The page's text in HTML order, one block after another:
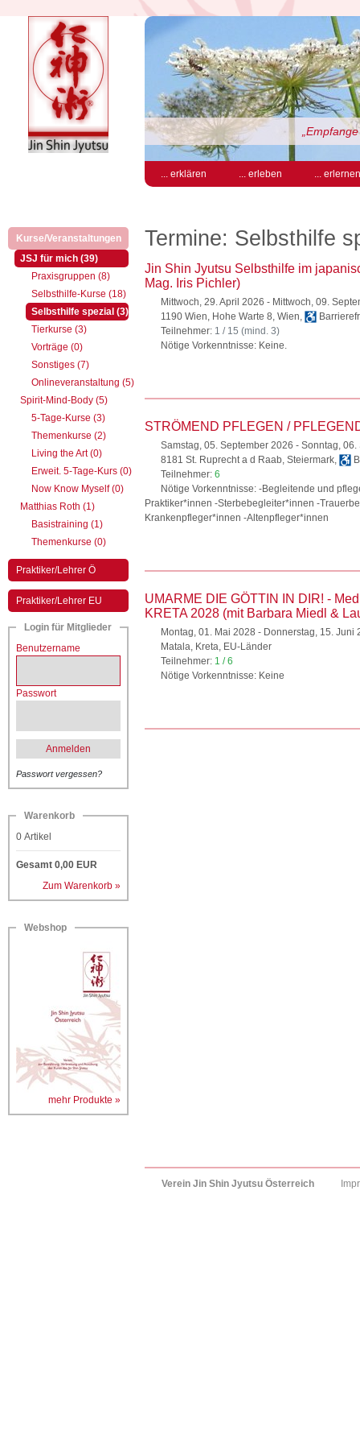
... erklären ... erleben ... erlernen
Kurse/Veranstaltungen
(aktiv)
JSJ für mich (39)(aktiv)
Praxisgruppen (8)
Selbsthilfe-Kurse (18)
Selbsthilfe spezial (3)(aktiv)
Tierkurse (3)
Vorträge (0)
Sonstiges (7)
Onlineveranstaltung (5)
Spirit-Mind-Body (5)
5-Tage-Kurse (3)
Themenkurse (2)
Living the Art (0)
Erweit. 5-Tage-Kurs (0)
Now Know Myself (0)
Matthias Roth (1)
Basistraining (1)
Themenkurse (0)
Praktiker/Lehrer Ö
Praktiker/Lehrer EU
Login für Mitglieder
Benutzername
Passwort
Anmelden
Passwort vergessen?
Warenkorb
0 Artikel
Gesamt 0,00 EUR
Zum Warenkorb »
Webshop
mehr Produkte »
Termine: Selbsthilfe
Jin Shin Jyutsu Selbsthilfe im
Mag. Iris Pichler)
Mittwoch, 29. April 2026 - Mittwoch, 09.
1190 Wien, Hohe Warte 8, Wien,
Teilnehmer: 1 / 15 (mind. 3)
Nötige Vorkenntnisse: Keine.
STRÖMEND PFLEGEN /
Samstag, 05. September 2026 - Sonntag,
8181 St. Ruprecht a d Raab, Steiermark,
Teilnehmer: 6
Nötige Vorkenntnisse: -Begleitende und
Praktiker*innen -Sterbebegleiter*innen -
Krankenpfleger*innen -Altenpfleger*innen
UMARME DIE GÖTTIN IN DIR! -
KRETA 2028 (mit Barbara Miedl &
Montag, 01. Mai 2028 - Donnerstag, 15. Juni
Matala, Kreta, EU-Länder
Teilnehmer: 1 / 6
Nötige Vorkenntnisse: Keine
Verein Jin Shin Jyutsu Österreich